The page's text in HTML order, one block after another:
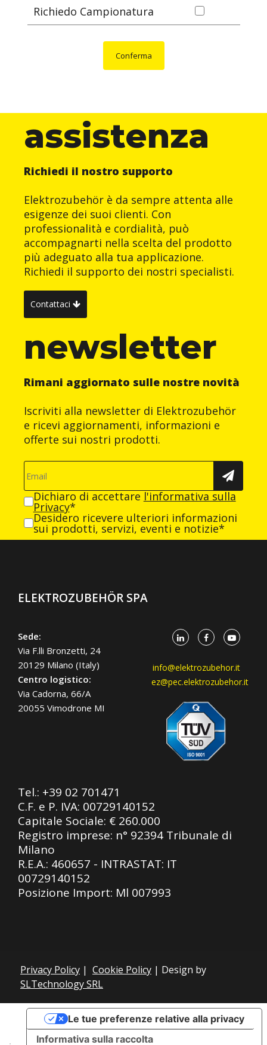
Richiedo Campionatura
Conferma
assistenza
Richiedi il nostro supporto
Elektrozubehör è da sempre attenta alle
esigenze dei suoi clienti. Con
professionalità e cordialità, può
accompagnarti nella scelta del prodotto
più adeguato alla tua applicazione.
Richiedi il supporto dei nostri specialisti.
Contattaci
newsletter
Rimani aggiornato sulle nostre novità
Iscriviti alla newsletter di Elektrozubehör
e ricevi aggiornamenti, informazioni e
offerte sui nostri prodotti.
Dichiaro di accettare l'informativa sulla
Privacy*
Desidero ricevere ulteriori informazioni
sui prodotti, servizi, eventi e notizie*
ELEKTROZUBEHÖR SPA
Sede:
Via F.lli Bronzetti, 24
20129 Milano (Italy)
Centro logistico:
Via Cadorna, 66/A
20055 Vimodrone MI
info@elektrozubehor.it
ez@pec.elektrozubehor.it
Tel.: +39 02 701471
C.F. e P. IVA: 00729140152
Capitale Sociale: € 260.000
Registro imprese: n° 92394 Tribunale di
Milano
R.E.A.: 460657 - INTRASTAT: IT
00729140152
Posizione Import: Ml 007993
Privacy Policy | Cookie Policy | Design by
SLTechnology SRL
Informativa sulla raccolta
Le tue preferenze relative alla privacy